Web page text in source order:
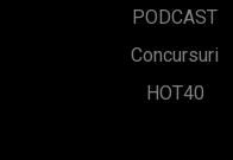
PODCAST
Concursuri
HOT40